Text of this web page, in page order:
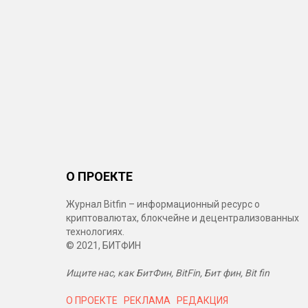
О ПРОЕКТЕ
Журнал Bitfin – информационный ресурс о
криптовалютах, блокчейне и децентрализованных
технологиях.
© 2021, БИТФИН
Ищите нас, как БитФин, BitFin, Бит фин, Bit fin
О ПРОЕКТЕ РЕКЛАМА РЕДАКЦИЯ